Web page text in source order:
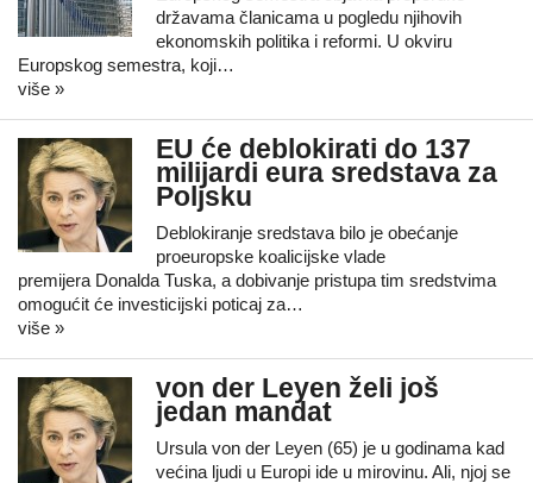
državama članicama u pogledu njihovih
ekonomskih politika i reformi. U okviru
Europskog semestra, koji…
više »
EU će deblokirati do 137
milijardi eura sredstava za
Poljsku
Deblokiranje sredstava bilo je obećanje
proeuropske koalicijske vlade
premijera Donalda Tuska, a dobivanje pristupa tim sredstvima
omogućit će investicijski poticaj za…
više »
von der Leyen želi još
jedan mandat
Ursula von der Leyen (65) je u godinama kad
većina ljudi u Europi ide u mirovinu. Ali, njoj se